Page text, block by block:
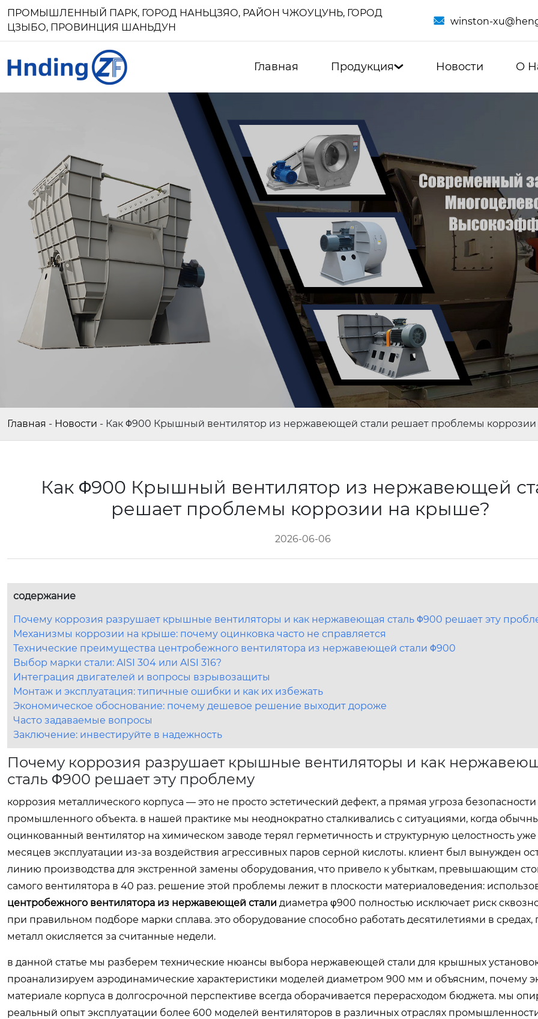
ПРОМЫШЛЕННЫЙ ПАРК, ГОРОД НАНЬЦЗЯО, РАЙОН ЧЖОУЦУНЬ, ГОРОД
ЦЗЫБО, ПРОВИНЦИЯ ШАНЬДУН
 winston-
Главная Продукция Новости О
Главная - Новости - Как Φ900 Крышный вентилятор из нержавеющей стали решает проблемы
Как Φ900 Крышный вентилятор из нержавеющей
решает проблемы коррозии на крыше?
2026-06-06
содержание
Почему коррозия разрушает крышные вентиляторы и как нержавеющая сталь Φ900 решает эту
Механизмы коррозии на крыше: почему оцинковка часто не справляется
Технические преимущества центробежного вентилятора из нержавеющей стали Φ900
Выбор марки стали: AISI 304 или AISI 316?
Интеграция двигателей и вопросы взрывозащиты
Монтаж и эксплуатация: типичные ошибки и как их избежать
Экономическое обоснование: почему дешевое решение выходит дороже
Часто задаваемые вопросы
Заключение: инвестируйте в надежность
Почему коррозия разрушает крышные вентиляторы и как
сталь Φ900 решает эту проблему
коррозия металлического корпуса — это не просто эстетический дефект, а прямая угроза безопасности
промышленного объекта. в нашей практике мы неоднократно сталкивались с ситуациями, когда
оцинкованный вентилятор на химическом заводе терял герметичность и структурную целостность уже
месяцев эксплуатации из-за воздействия агрессивных паров серной кислоты. клиент был вынужден
линию производства для экстренной замены оборудования, что привело к убыткам, превышающим
самого вентилятора в 40 раз. решение этой проблемы лежит в плоскости материаловедения:
центробежного вентилятора из нержавеющей стали диаметра φ900 полностью исключает риск
при правильном подборе марки сплава. это оборудование способно работать десятилетиями в средах,
металл окисляется за считанные недели.
в данной статье мы разберем технические нюансы выбора нержавеющей стали для крышных
проанализируем аэродинамические характеристики моделей диаметром 900 мм и объясним, почему
материале корпуса в долгосрочной перспективе всегда оборачивается перерасходом бюджета. мы
реальный опыт эксплуатации более 600 моделей вентиляторов в различных отраслях